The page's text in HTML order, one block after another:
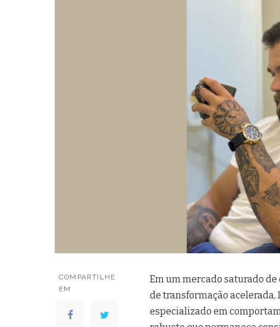
COMPARTILHE
EM
Em um mercado saturado
de transformação
especializado em